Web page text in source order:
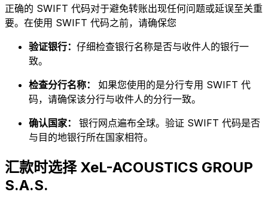
正确的 SWIFT 代码对于避免转账出现任何问题或延误至关重
要。在使用 SWIFT 代码之前，请确保您
验证银行： 仔细检查银行名称是否与收件人的银行一
致。
检查分行名称： 如果您使用的是分行专用 SWIFT 代
码，请确保该分行与收件人的分行一致。
确认国家： 银行网点遍布全球。验证 SWIFT 代码是否
与目的地银行所在国家相符。
汇款时选择 XeL-ACOUSTICS GROUP
S.A.S.